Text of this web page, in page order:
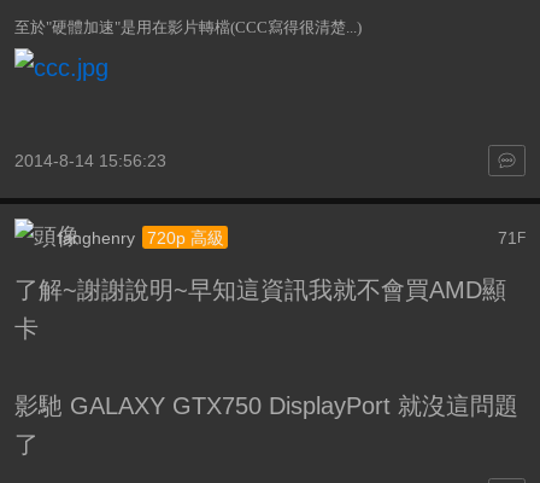
至於"硬體加速"是用在影片轉檔(CCC寫得很清楚...)
2014-8-14 15:56:23
71 F
fanghenry 720p 高級
了解~謝謝說明~早知這資訊我就不會買AMD顯
卡
影馳 GALAXY GTX750 DisplayPort 就沒這問題
了